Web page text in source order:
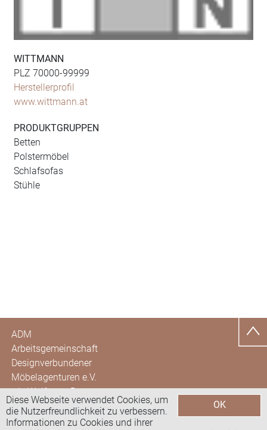
WITTMANN
PLZ 70000-99999
Herstellerprofil
www.wittmann.at
PRODUKTGRUPPEN
Betten
Polstermöbel
Schlafsofas
Stühle
ADM
Arbeitsgemeinschaft
Designverbundener
Möbelagenturen e.V.
c/o Wolfgang Brunotte
Hohe Str. 40
35581 Wetzlar
Datenschutzerklärung
OK
Diese Webseite verwendet Cookies, um
die Nutzerfreundlichkeit zu verbessern.
Informationen zu Cookies und ihrer